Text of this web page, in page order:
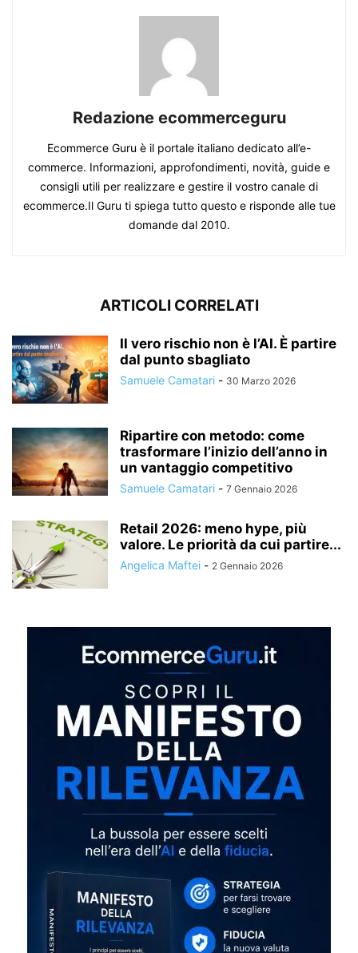
Redazione ecommerceguru
Ecommerce Guru è il portale italiano dedicato all’e-
commerce. Informazioni, approfondimenti, novità, guide e
consigli utili per realizzare e gestire il vostro canale di
ecommerce.Il Guru ti spiega tutto questo e risponde alle tue
domande dal 2010.
ARTICOLI CORRELATI
Il vero rischio non è l’AI. È partire
dal punto sbagliato
Samuele Camatari - 30 Marzo 2026
Ripartire con metodo: come
trasformare l’inizio dell’anno in
un vantaggio competitivo
Samuele Camatari - 7 Gennaio 2026
Retail 2026: meno hype, più
valore. Le priorità da cui partire...
Angelica Maftei - 2 Gennaio 2026